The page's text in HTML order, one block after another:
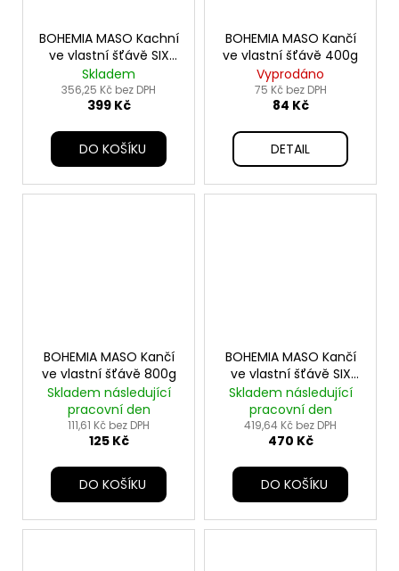
BOHEMIA MASO Kachní
ve vlastní šťávě SIX
PACK 6x400g
Skladem
356,25 Kč bez DPH
399 Kč
DO KOŠÍKU
BOHEMIA MASO Kančí
ve vlastní šťávě 400g
Vyprodáno
75 Kč bez DPH
84 Kč
DETAIL
BOHEMIA MASO Kančí
ve vlastní šťávě 800g
Skladem následující
pracovní den
111,61 Kč bez DPH
125 Kč
DO KOŠÍKU
BOHEMIA MASO Kančí
ve vlastní šťávě SIX
PACK 6x400g
Skladem následující
pracovní den
419,64 Kč bez DPH
470 Kč
DO KOŠÍKU